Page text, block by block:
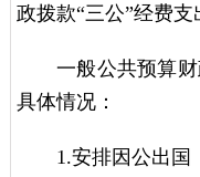
政拨款“三公”经费支
一般公共预算
具体情况：
1.安排因公出国